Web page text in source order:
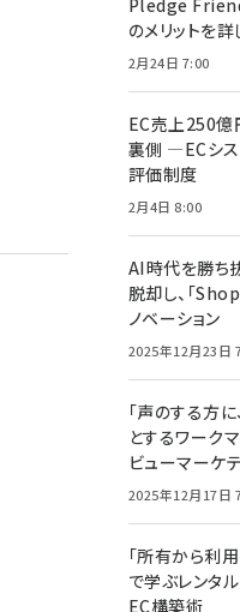
Pledge
のメリットを
2月24日 7:00
EC売上250億
裏側 ―ECシス
評価制度
2月4日 8:00
AI時代を勝ち
脱却し、「
ノベーション
2025年12月23日
「声のする方
とするワーク
ビューマーケ
2025年12月17日
「所有から利
で学ぶレンタ
EC構築術